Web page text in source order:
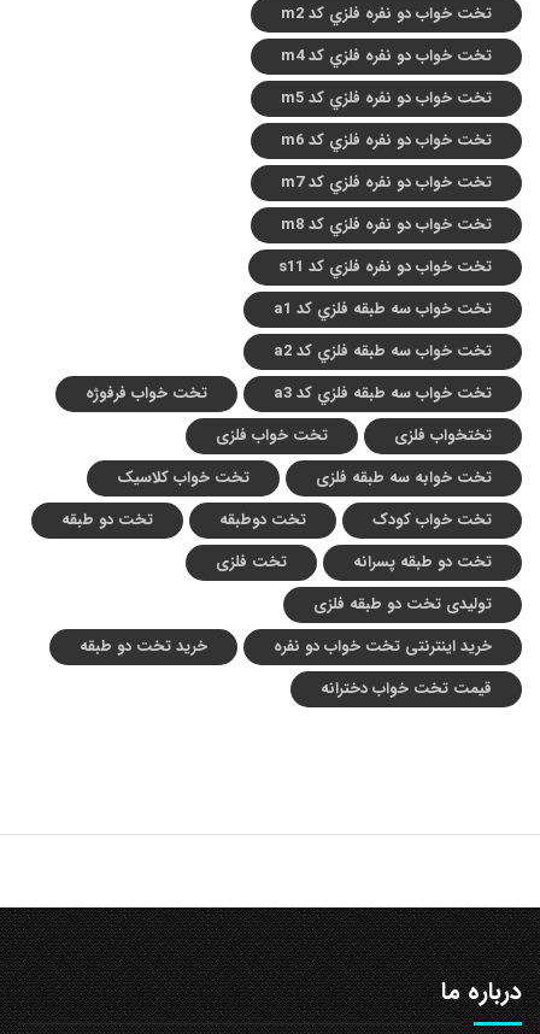
تخت خواب دو نفره فلزي کد m2
تخت خواب دو نفره فلزي کد m4
تخت خواب دو نفره فلزي کد m5
تخت خواب دو نفره فلزي کد m6
تخت خواب دو نفره فلزي کد m7
تخت خواب دو نفره فلزي کد m8
تخت خواب دو نفره فلزي کد s11
تخت خواب سه طبقه فلزي کد a1
تخت خواب سه طبقه فلزي کد a2
تخت خواب سه طبقه فلزي کد a3
تخت خواب فرفوژه
تختخواب فلزی
تخت خواب فلزی
تخت خوابه سه طبقه فلزی
تخت خواب کلاسیک
تخت خواب کودک
تخت دوطبقه
تخت دو طبقه
تخت دو طبقه پسرانه
تخت فلزی
تولیدی تخت دو طبقه فلزی
خرید اینترنتی تخت خواب دو نفره
خرید تخت دو طبقه
قیمت تخت خواب دخترانه
درباره ما